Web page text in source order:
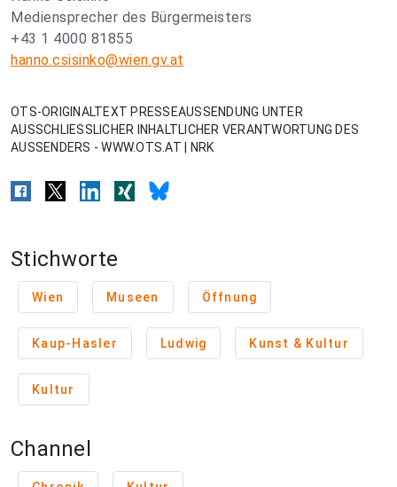
Mediensprecher des Bürgermeisters
+43 1 4000 81855
hanno.csisinko@wien.gv.at
OTS-ORIGINALTEXT PRESSEAUSSENDUNG UNTER
AUSSCHLIESSLICHER INHALTLICHER VERANTWORTUNG DES
AUSSENDERS - WWW.OTS.AT | NRK
Stichworte
Wien Museen Öffnung
Kaup-Hasler Ludwig Kunst & Kultur
Kultur
Channel